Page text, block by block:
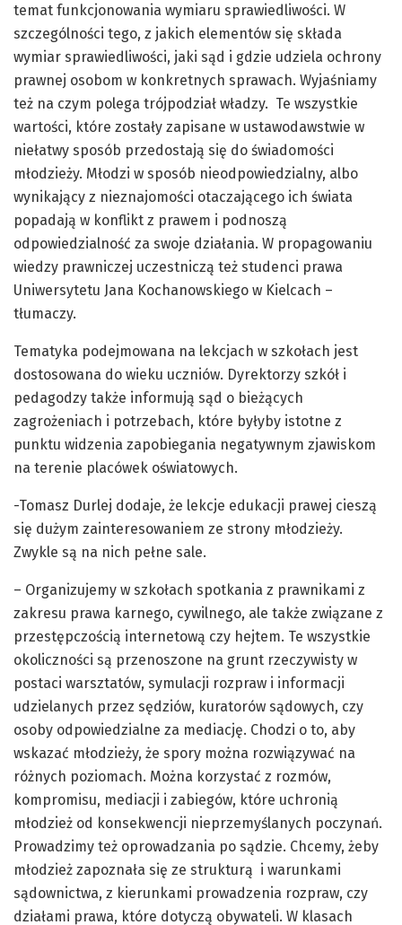
temat funkcjonowania wymiaru sprawiedliwości. W
szczególności tego, z jakich elementów się składa
wymiar sprawiedliwości, jaki sąd i gdzie udziela ochrony
prawnej osobom w konkretnych sprawach. Wyjaśniamy
też na czym polega trójpodział władzy. Te wszystkie
wartości, które zostały zapisane w ustawodawstwie w
niełatwy sposób przedostają się do świadomości
młodzieży. Młodzi w sposób nieodpowiedzialny, albo
wynikający z nieznajomości otaczającego ich świata
popadają w konflikt z prawem i podnoszą
odpowiedzialność za swoje działania. W propagowaniu
wiedzy prawniczej uczestniczą też studenci prawa
Uniwersytetu Jana Kochanowskiego w Kielcach –
tłumaczy.
Tematyka podejmowana na lekcjach w szkołach jest
dostosowana do wieku uczniów. Dyrektorzy szkół i
pedagodzy także informują sąd o bieżących
zagrożeniach i potrzebach, które byłyby istotne z
punktu widzenia zapobiegania negatywnym zjawiskom
na terenie placówek oświatowych.
-Tomasz Durlej dodaje, że lekcje edukacji prawej cieszą
się dużym zainteresowaniem ze strony młodzieży.
Zwykle są na nich pełne sale.
– Organizujemy w szkołach spotkania z prawnikami z
zakresu prawa karnego, cywilnego, ale także związane z
przestępczością internetową czy hejtem. Te wszystkie
okoliczności są przenoszone na grunt rzeczywisty w
postaci warsztatów, symulacji rozpraw i informacji
udzielanych przez sędziów, kuratorów sądowych, czy
osoby odpowiedzialne za mediację. Chodzi o to, aby
wskazać młodzieży, że spory można rozwiązywać na
różnych poziomach. Można korzystać z rozmów,
kompromisu, mediacji i zabiegów, które uchronią
młodzież od konsekwencji nieprzemyślanych poczynań.
Prowadzimy też oprowadzania po sądzie. Chcemy, żeby
młodzież zapoznała się ze strukturą i warunkami
sądownictwa, z kierunkami prowadzenia rozpraw, czy
działami prawa, które dotyczą obywateli. W klasach